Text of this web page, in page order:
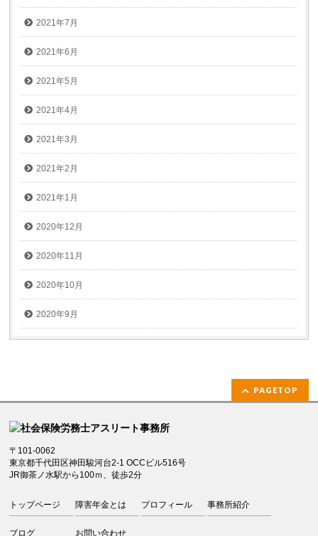
2021年7月
2021年6月
2021年5月
2021年4月
2021年3月
2021年2月
2021年1月
2020年12月
2020年11月
2020年10月
2020年9月
PAGETOP
〒101-0062
東京都千代田区神田駿河台2-1 OCCビル516号
JR御茶ノ水駅から100ｍ、徒歩2分
トップページ 障害年金とは プロフィール 事務所紹介
ブログ お問い合わせ